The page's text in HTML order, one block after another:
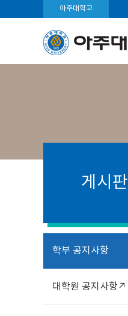
아주대학교
게시판
학부 공지사항
대학원 공지사항↗